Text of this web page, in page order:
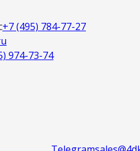
+7 (495) 784-77-27
974-73-74